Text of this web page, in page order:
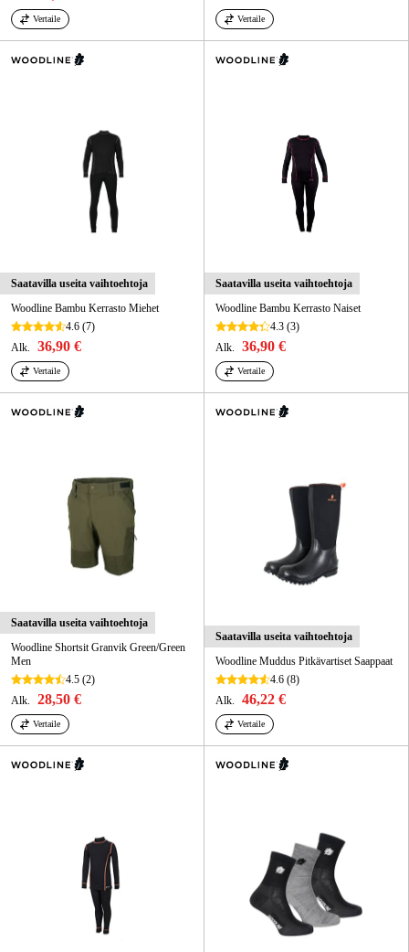
Vertaile Vertaile
Saatavilla useita vaihtoehtoja
Woodline Bambu Kerrasto Miehet
4.6 (7)
Alk.
36,90 €
Vertaile
Saatavilla useita vaihtoehtoja
Woodline Bambu Kerrasto Naiset
4.3 (3)
Alk.
36,90 €
Vertaile
Saatavilla useita vaihtoehtoja
Woodline Shortsit Granvik Green/Green
Men
4.5 (2)
Alk.
28,50 €
Vertaile
Saatavilla useita vaihtoehtoja
Woodline Muddus Pitkävartiset Saappaat
4.6 (8)
Alk.
46,22 €
Vertaile